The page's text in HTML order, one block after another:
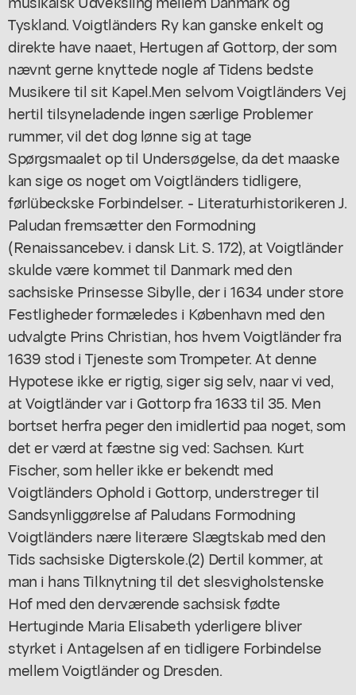
Tyskland. Voigtländers Ry kan ganske enkelt og
direkte have naaet, Hertugen af Gottorp, der som
nævnt gerne knyttede nogle af Tidens bedste
Musikere til sit Kapel.Men selvom Voigtländers Vej
hertil tilsyneladende ingen særlige Problemer
rummer, vil det dog lønne sig at tage
Spørgsmaalet op til Undersøgelse, da det maaske
kan sige os noget om Voigtländers tidligere,
førlübeckske Forbindelser. - Literaturhistorikeren J.
Paludan fremsætter den Formodning
(Renaissancebev. i dansk Lit. S. 172), at Voigtländer
skulde være kommet til Danmark med den
sachsiske Prinsesse Sibylle, der i 1634 under store
Festligheder formæledes i København med den
udvalgte Prins Christian, hos hvem Voigtländer fra
1639 stod i Tjeneste som Trompeter. At denne
Hypotese ikke er rigtig, siger sig selv, naar vi ved,
at Voigtländer var i Gottorp fra 1633 til 35. Men
bortset herfra peger den imidlertid paa noget, som
det er værd at fæstne sig ved: Sachsen. Kurt
Fischer, som heller ikke er bekendt med
Voigtländers Ophold i Gottorp, understreger til
Sandsynliggørelse af Paludans Formodning
Voigtländers nære literære Slægtskab med den
Tids sachsiske Digterskole.(2) Dertil kommer, at
man i hans Tilknytning til det slesvigholstenske
Hof med den derværende sachsisk fødte
Hertuginde Maria Elisabeth yderligere bliver
styrket i Antagelsen af en tidligere Forbindelse
mellem Voigtländer og Dresden.